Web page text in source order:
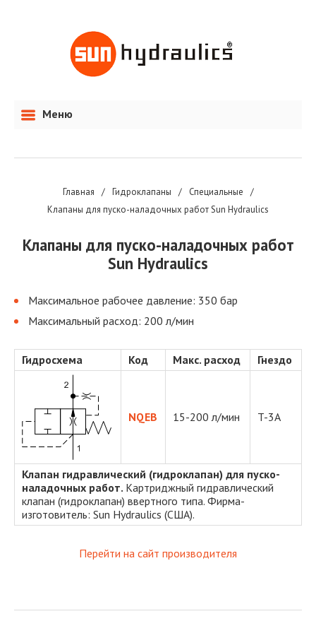
Меню
Главная / Гидроклапаны / Специальные
/
Клапаны для пуско-наладочных работ Sun Hydraulics
Клапаны для пуско-наладочных работ
Sun Hydraulics
Максимальное рабочее давление: 350 бар
Максимальный расход: 200 л/мин
Гидросхема Код Макс. расход Гнездо
NQEB 15-200 л/мин T-3A
Клапан гидравлический (гидроклапан) для пуско-
наладочных работ. Картриджный гидравлический
клапан (гидроклапан) ввертного типа. Фирма-
изготовитель: Sun Hydraulics (США).
Перейти на сайт производителя